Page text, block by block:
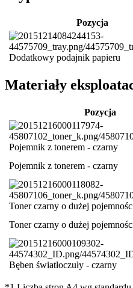
Pozycja
Dodatkowy podajnik papieru
Materiały
Pozycja
Pojemnik z tonerem - czarny
Pojemnik z tonerem - czarny
Toner czarny o dużej
Toner czarny o dużej
Bęben światłoczuły - czarny